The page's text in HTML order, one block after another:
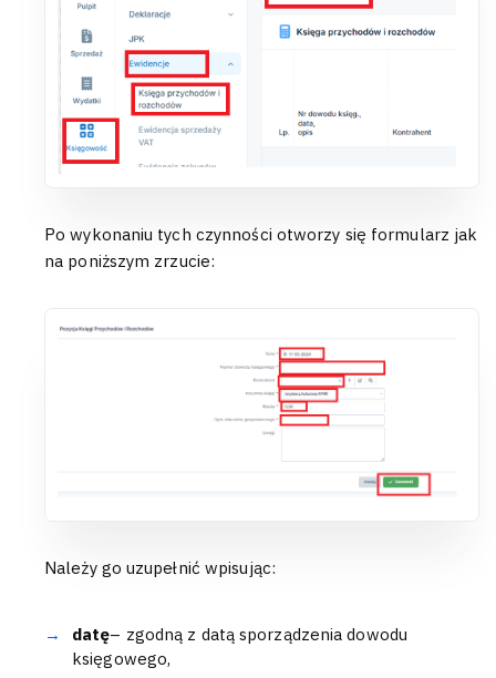
Po wykonaniu tych czynności otworzy się formularz jak
na poniższym zrzucie:
Należy go uzupełnić wpisując:
datę– zgodną z datą sporządzenia dowodu
księgowego,